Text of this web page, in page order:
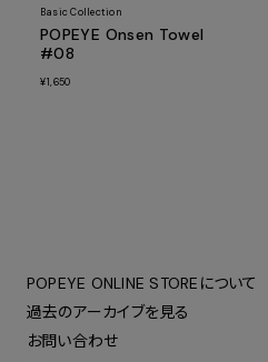
Basic Collection
POPEYE Onsen Towel
#08
¥1,650
POPEYE ONLINE STOREについて
過去のアーカイブを見る
お問い合わせ